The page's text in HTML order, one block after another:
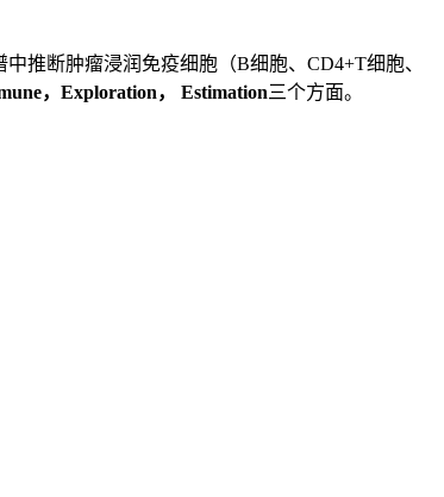
推断肿瘤浸润免疫细胞（B细胞、CD4+T细胞、
，Exploration， Estimation三个方面。